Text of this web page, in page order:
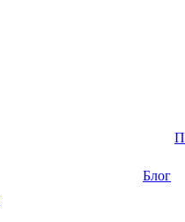
Блог